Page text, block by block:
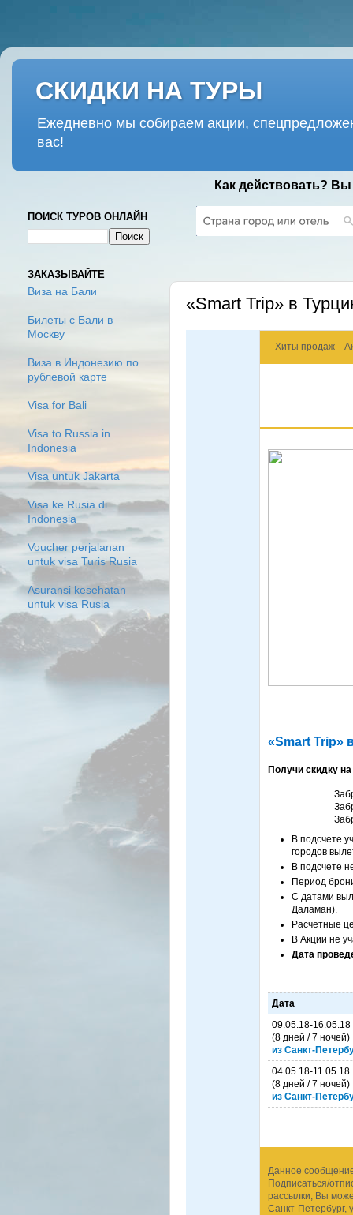
СКИДКИ НА ТУРЫ
Ежедневно мы собираем акции,
вас!
Как действовать?
«Smart Trip» в
Хиты продаж
«Smart Trip»
Получи скидку
В подсчете
городов
В подсчете
Период
С датами
Даламан).
Расчетные
В Акции не
Дата
Дата
09.05.18-16.05.18
(8 дней / 7 ночей)
из Санкт-
04.05.18-11.05.18
(8 дней / 7 ночей)
из Санкт-
Данное
Подписаться/
рассылки, Вы
Санкт-Петербург,
ПОИСК ТУРОВ ОНЛАЙН
ЗАКАЗЫВАЙТЕ
Виза на Бали
Билеты с Бали в
Москву
Виза в Индонезию по
рублевой карте
Visa for Bali
Visa to Russia in
Indonesia
Visa untuk Jakarta
Visa ke Rusia di
Indonesia
Voucher perjalanan
untuk visa Turis Rusia
Asuransi kesehatan
untuk visa Rusia